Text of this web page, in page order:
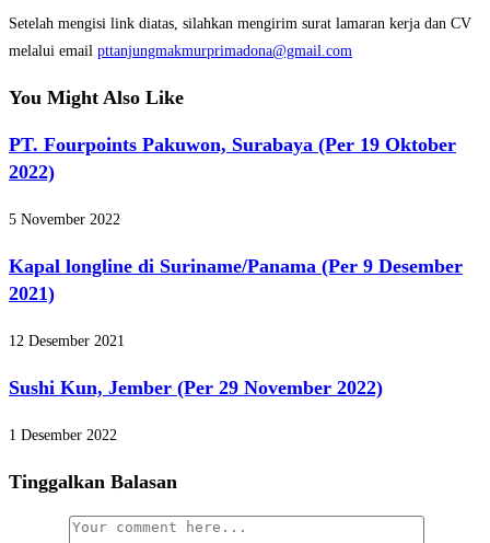
Setelah mengisi link diatas, silahkan mengirim surat lamaran kerja dan CV
melalui email pttanjungmakmurprimadona@gmail.com
You Might Also Like
PT. Fourpoints Pakuwon, Surabaya (Per 19 Oktober
2022)
5 November 2022
Kapal longline di Suriname/Panama (Per 9 Desember
2021)
12 Desember 2021
Sushi Kun, Jember (Per 29 November 2022)
1 Desember 2022
Tinggalkan Balasan